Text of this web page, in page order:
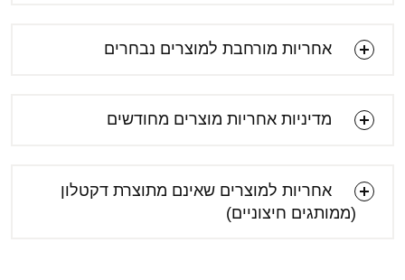
אחריות מורחבת למוצרים נבחרים
מדיניות אחריות מוצרים מחודשים
אחריות למוצרים שאינם מתוצרת דקטלון
(ממותגים חיצוניים)